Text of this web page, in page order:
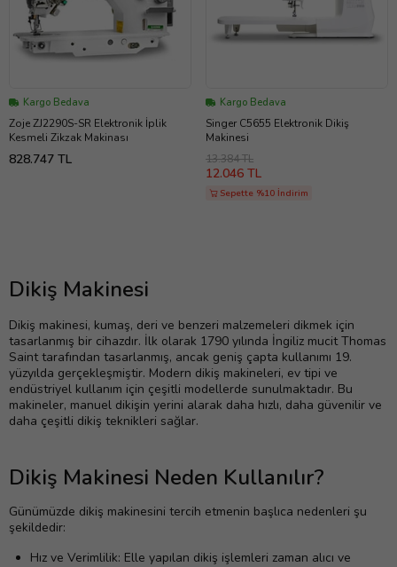
Kargo Bedava
Zoje ZJ2290S-SR Elektronik İplik
Kesmeli Zikzak Makinası
828.747 TL
Kargo Bedava
Singer C5655 Elektronik Dikiş
Makinesi
13.384 TL
12.046 TL
Sepette %10 İndirim
Dikiş Makinesi
Dikiş makinesi, kumaş, deri ve benzeri malzemeleri dikmek için
tasarlanmış bir cihazdır. İlk olarak 1790 yılında İngiliz mucit Thomas
Saint tarafından tasarlanmış, ancak geniş çapta kullanımı 19.
yüzyılda gerçekleşmiştir. Modern dikiş makineleri, ev tipi ve
endüstriyel kullanım için çeşitli modellerde sunulmaktadır. Bu
makineler, manuel dikişin yerini alarak daha hızlı, daha güvenilir ve
daha çeşitli dikiş teknikleri sağlar.
Dikiş Makinesi Neden Kullanılır?
Günümüzde dikiş makinesini tercih etmenin başlıca nedenleri şu
şekildedir:
Hız ve Verimlilik: Elle yapılan dikiş işlemleri zaman alıcı ve